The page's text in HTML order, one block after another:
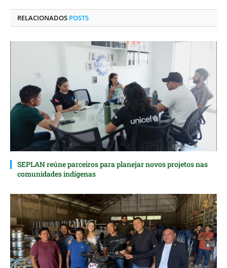
RELACIONADOS POSTS
SEPLAN reúne parceiros para planejar novos projetos nas
comunidades indígenas